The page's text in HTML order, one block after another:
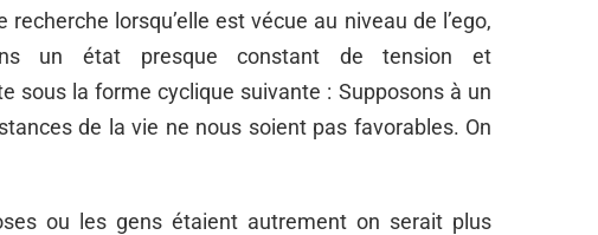
lorsqu’elle est vécue au niveau de l’ego,
un état presque constant de tension et
sous la forme cyclique suivante : Supposons à un
de la vie ne nous soient pas favorables. On
ou les gens étaient autrement on serait plus